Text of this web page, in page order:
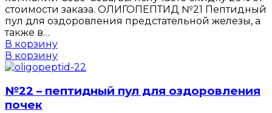
стоимости заказа. ОЛИГОПЕПТИД №21 Пептидный
пул для оздоровления предстательной железы, а
также в…
В корзину
В корзину
№22 – пептидный пул для оздоровления
почек